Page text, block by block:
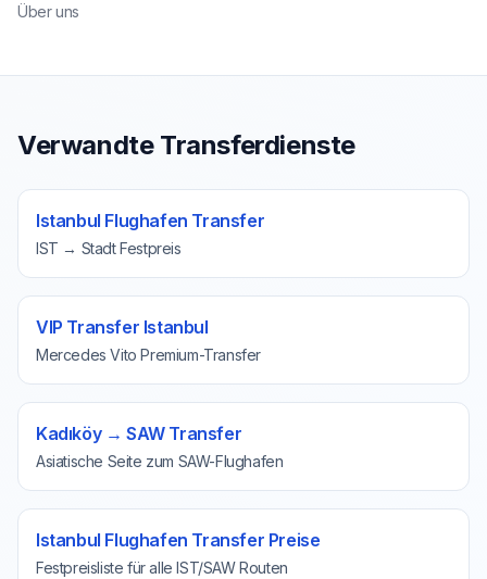
Über uns
Verwandte Transferdienste
Istanbul Flughafen Transfer
IST → Stadt Festpreis
VIP Transfer Istanbul
Mercedes Vito Premium-Transfer
Kadıköy → SAW Transfer
Asiatische Seite zum SAW-Flughafen
Istanbul Flughafen Transfer Preise
Festpreisliste für alle IST/SAW Routen